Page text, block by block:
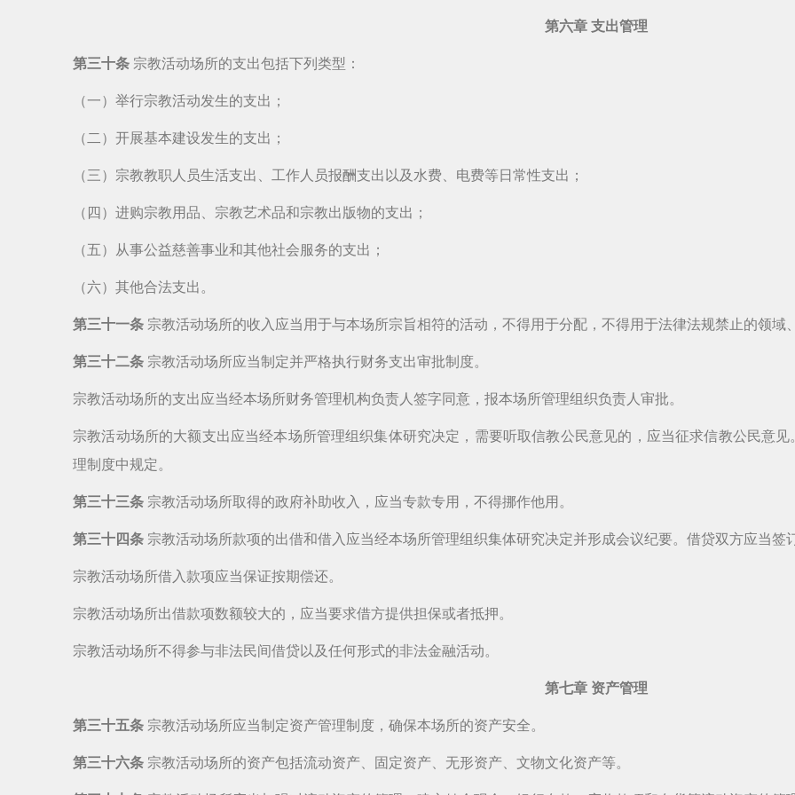
第六章 支出管理
第三十条 宗教活动场所的支出包括下列类型：
（一）举行宗教活动发生的支出；
（二）开展基本建设发生的支出；
（三）宗教教职人员生活支出、工作人员报酬支出以及水费、电费等日常性支出；
（四）进购宗教用品、宗教艺术品和宗教出版物的支出；
（五）从事公益慈善事业和其他社会服务的支出；
（六）其他合法支出。
第三十一条 宗教活动场所的收入应当用于与本场所宗旨相符的活动，不得用于分配，不得用于法律法规禁止的领域
第三十二条 宗教活动场所应当制定并严格执行财务支出审批制度。
宗教活动场所的支出应当经本场所财务管理机构负责人签字同意，报本场所管理组织负责人审批。
宗教活动场所的大额支出应当经本场所管理组织集体研究决定，需要听取信教公民意见的，应当征求信教公民意
理制度中规定。
第三十三条 宗教活动场所取得的政府补助收入，应当专款专用，不得挪作他用。
第三十四条 宗教活动场所款项的出借和借入应当经本场所管理组织集体研究决定并形成会议纪要。借贷双方应当签
宗教活动场所借入款项应当保证按期偿还。
宗教活动场所出借款项数额较大的，应当要求借方提供担保或者抵押。
宗教活动场所不得参与非法民间借贷以及任何形式的非法金融活动。
第七章 资产管理
第三十五条 宗教活动场所应当制定资产管理制度，确保本场所的资产安全。
第三十六条 宗教活动场所的资产包括流动资产、固定资产、无形资产、文物文化资产等。